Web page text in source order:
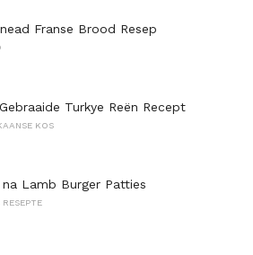
Franse Brood Resep
Turkye Reën Recept
KOS
na Lamb Burger Patties
RESEPTE